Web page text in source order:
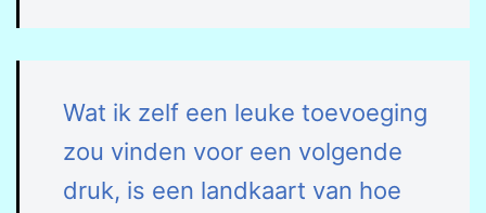
Wat ik zelf een leuke toevoeging
zou vinden voor een volgende
druk, is een landkaart van hoe